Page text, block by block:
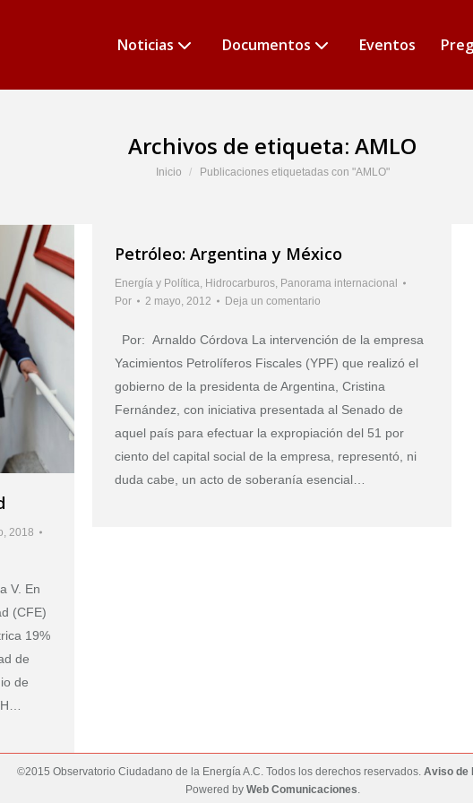
Noticias Documentos Eventos
Archivos de etiqueta: AMLO
Estás aquí:
Inicio Publicaciones etiquetadas con "AMLO"
2018
V. En
(CFE)
19%
de
de
Petróleo: Argentina y México
Energía y Política, Hidrocarburos, Panorama internacional
Por
2 mayo, 2012 Deja un comentario
Por: Arnaldo Córdova La intervención de la empresa
Yacimientos Petrolíferos Fiscales (YPF) que realizó el
gobierno de la presidenta de Argentina, Cristina
Fernández, con iniciativa presentada al Senado de
aquel país para efectuar la expropiación del 51 por
ciento del capital social de la empresa, representó, ni
duda cabe, un acto de soberanía esencial…
©2015 Observatorio Ciudadano de la Energía A.C. Todos los derechos reservados. Aviso de
Powered by Web Comunicaciones.